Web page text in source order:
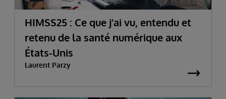
HIMSS25 : Ce que j’ai vu, entendu et
retenu de la santé numérique aux
États-Unis
Laurent Parzy